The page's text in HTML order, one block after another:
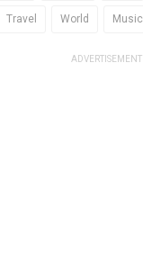
Travel World Music
ADVERTISEMENT